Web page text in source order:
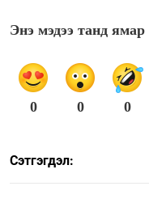
Энэ мэдээ танд ямар
0 0 0
Сэтгэгдэл: